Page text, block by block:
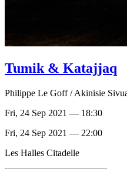
Tumik & Katajjaq
Philippe Le Goff / Akinisie
Fri, 24 Sep 2021 — 18:30
Fri, 24 Sep 2021 — 22:00
Les Halles Citadelle